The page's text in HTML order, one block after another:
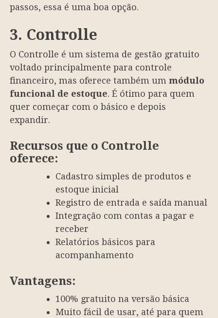
passos, essa é uma boa opção.
3. Controlle
O Controlle é um sistema de gestão gratuito
voltado principalmente para controle
financeiro, mas oferece também um módulo
funcional de estoque. É ótimo para quem
quer começar com o básico e depois
expandir.
Recursos que o Controlle
oferece:
Cadastro simples de produtos e
estoque inicial
Registro de entrada e saída manual
Integração com contas a pagar e
receber
Relatórios básicos para
acompanhamento
Vantagens:
100% gratuito na versão básica
Muito fácil de usar, até para quem